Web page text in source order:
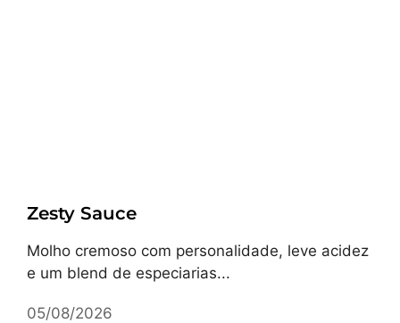
Zesty Sauce
Molho cremoso com personalidade, leve acidez
e um blend de especiarias...
05/08/2026